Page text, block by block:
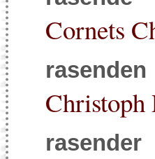
Cornets
rasenden
Christoph
rasender